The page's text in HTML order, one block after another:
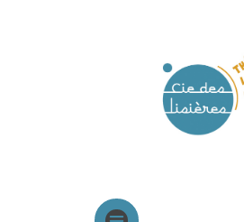
Spectacles cie